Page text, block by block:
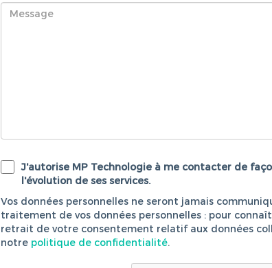
J'autorise MP Technologie à me contacter de
l'évolution de ses services.
Vos données personnelles ne seront jamais
traitement de vos données personnelles : pour
retrait de votre consentement relatif aux données
notre politique de confidentialité.